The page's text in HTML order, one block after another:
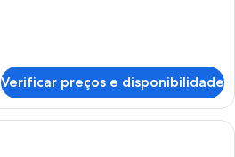
Verificar preços e disponibilidade
Quarto de hotel moderno com uma